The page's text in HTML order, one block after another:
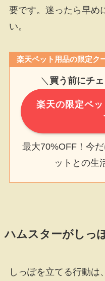
要です。迷ったら早め
い。
楽天ペット用品の限定ク
＼ 買う前にチ
楽天の限定ペ
最大70%OFF！今
ットとの生
ハムスターがしっ
しっぽを立てる行動は